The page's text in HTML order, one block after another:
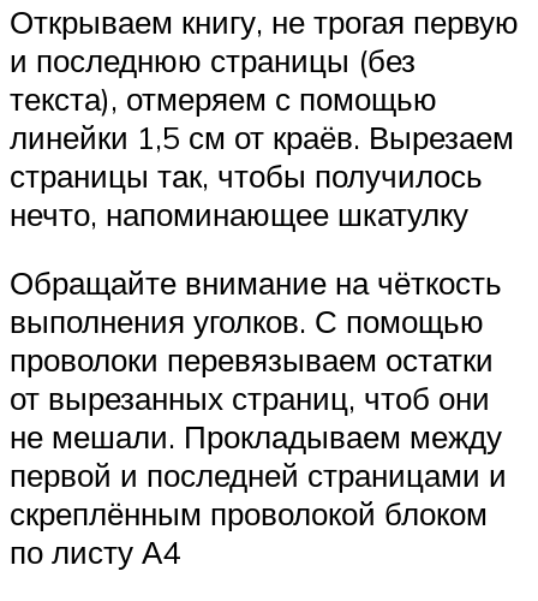
Открываем книгу, не трогая первую
и последнюю страницы (без
текста), отмеряем с помощью
линейки 1,5 см от краёв. Вырезаем
страницы так, чтобы получилось
нечто, напоминающее шкатулку
Обращайте внимание на чёткость
выполнения уголков. С помощью
проволоки перевязываем остатки
от вырезанных страниц, чтоб они
не мешали. Прокладываем между
первой и последней страницами и
скреплённым проволокой блоком
по листу А4